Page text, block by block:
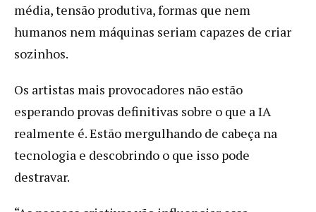
média, tensão produtiva, formas que nem
humanos nem máquinas seriam capazes de criar
sozinhos.
Os artistas mais provocadores não estão
esperando provas definitivas sobre o que a IA
realmente é. Estão mergulhando de cabeça na
tecnologia e descobrindo o que isso pode
destravar.